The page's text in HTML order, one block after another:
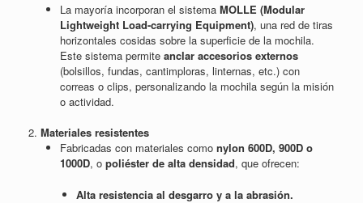
La mayoría incorporan el sistema MOLLE (Modular
Lightweight Load-carrying Equipment), una red de tiras
horizontales cosidas sobre la superficie de la mochila.
Este sistema permite anclar accesorios externos
(bolsillos, fundas, cantimploras, linternas, etc.) con
correas o clips, personalizando la mochila según la misión
o actividad.
2. Materiales resistentes
Fabricadas con materiales como nylon 600D, 900D o
1000D, o poliéster de alta densidad, que ofrecen:
Alta resistencia al desgarro y a la abrasión.